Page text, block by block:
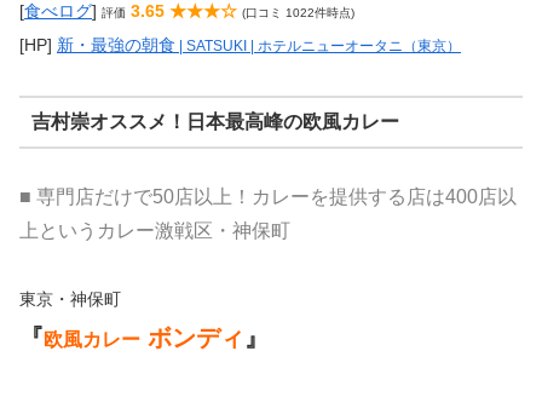
[食べログ] 評価 3.65 ★★★☆ (口コミ 1022件時点)
[HP] 新・最強の朝食 | SATSUKI | ホテルニューオータニ（東京）
吉村崇オススメ！日本最高峰の欧風カレー
■ 専門店だけで50店以上！カレーを提供する店は400店以
上というカレー激戦区・神保町
東京・神保町
『欧風カレー ボンディ 』